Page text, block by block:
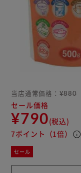
当店通常価格： ¥880
セール価格
¥790(税込)
7ポイント （1倍） info
セール